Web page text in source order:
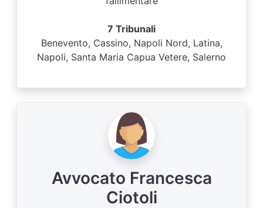
7 Tribunali
Benevento, Cassino, Napoli Nord, Latina,
Napoli, Santa Maria Capua Vetere, Salerno
Avvocato Francesca
Ciotoli